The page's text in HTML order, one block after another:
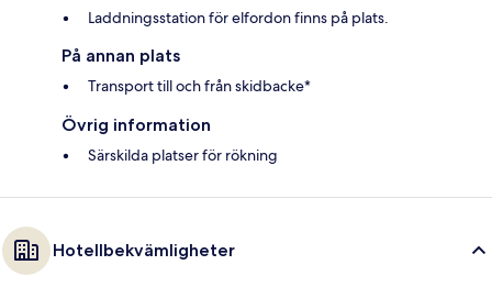
Laddningsstation för elfordon finns på plats.
På annan plats
Transport till och från skidbacke*
Övrig information
Särskilda platser för rökning
Hotellbekvämligheter